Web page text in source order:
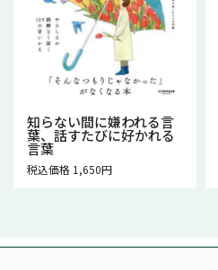
知らない間に嫌われる言
葉、話すたびに好かれる
言葉
税込価格 1,650円